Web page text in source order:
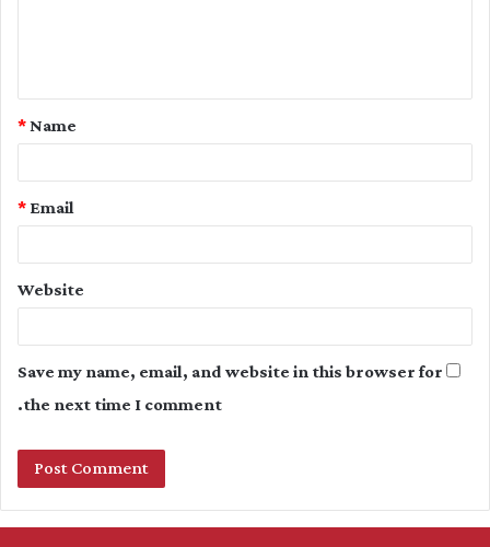
t
Name
*
Email
*
Website
Save my name, email, and website in this browser for
the next time I comment.